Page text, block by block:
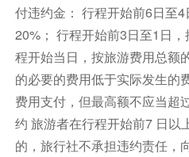
付违约金： 行程开始前6日至
20%； 行程开始前3日至1日
程开始当日，按旅游费用总额
的必要的费用低于实际发生的
费用支付，但最高额不应当超
约 旅游者在行程开始前7 日以
的，旅行社不承担违约责任，